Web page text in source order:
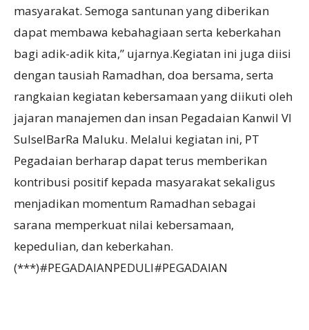
masyarakat. Semoga santunan yang diberikan
dapat membawa kebahagiaan serta keberkahan
bagi adik-adik kita,” ujarnya.Kegiatan ini juga diisi
dengan tausiah Ramadhan, doa bersama, serta
rangkaian kegiatan kebersamaan yang diikuti oleh
jajaran manajemen dan insan Pegadaian Kanwil VI
SulselBarRa Maluku. Melalui kegiatan ini, PT
Pegadaian berharap dapat terus memberikan
kontribusi positif kepada masyarakat sekaligus
menjadikan momentum Ramadhan sebagai
sarana memperkuat nilai kebersamaan,
kepedulian, dan keberkahan.
(***)#PEGADAIANPEDULI#PEGADAIAN